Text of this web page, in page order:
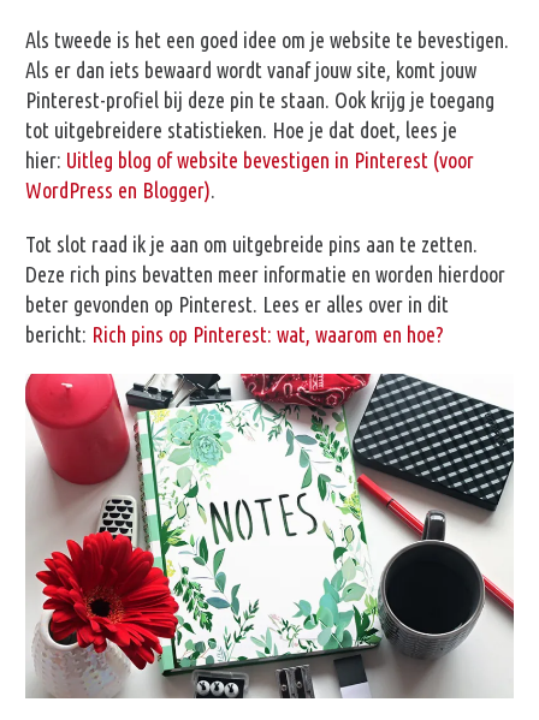
Als tweede is het een goed idee om je website te bevestigen.
Als er dan iets bewaard wordt vanaf jouw site, komt jouw
Pinterest-profiel bij deze pin te staan. Ook krijg je toegang
tot uitgebreidere statistieken. Hoe je dat doet, lees je
hier: Uitleg blog of website bevestigen in Pinterest (voor
WordPress en Blogger).
Tot slot raad ik je aan om uitgebreide pins aan te zetten.
Deze rich pins bevatten meer informatie en worden hierdoor
beter gevonden op Pinterest. Lees er alles over in dit
bericht: Rich pins op Pinterest: wat, waarom en hoe?